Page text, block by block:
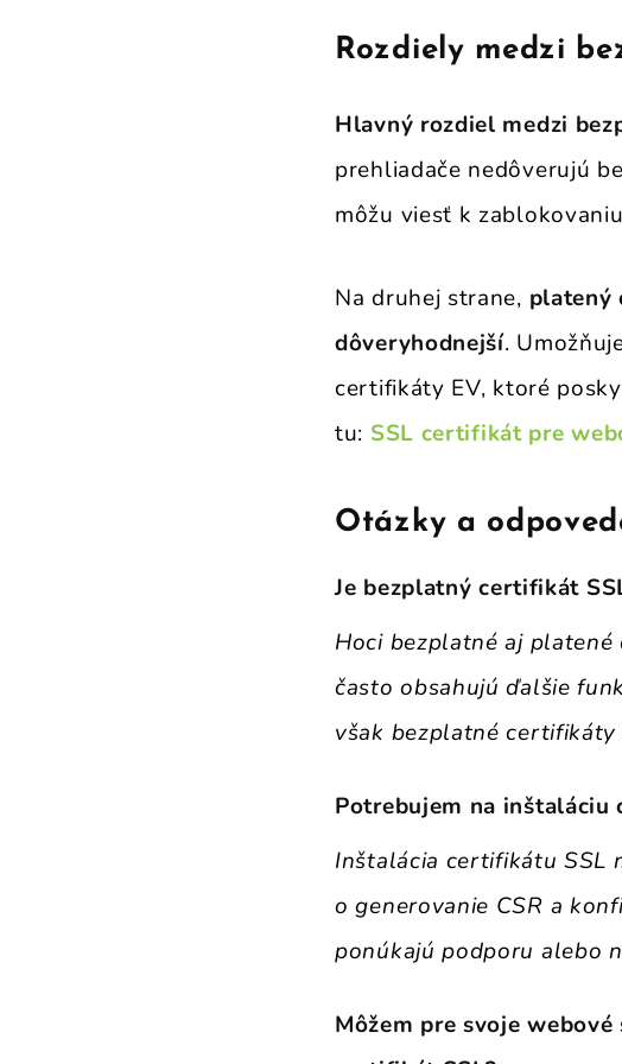
Rozdiely medzi
Hlavný rozdiel medzi
prehliadače nedôverujú
môžu viesť k
Na druhej strane, platený
dôveryhodnejší.
certifikáty EV, ktoré
tu: SSL certifikát pre
Otázky a
Je bezplatný certifikát
Hoci bezplatné aj
často obsahujú ďalšie
však bezplatné certifikáty
Potrebujem na
Inštalácia certifikátu SSL
o generovanie CSR a
ponúkajú podporu alebo
Môžem pre svoje